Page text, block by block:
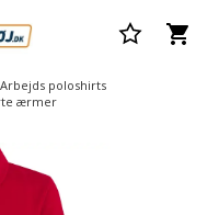
Arbejds poloshirts
ærmer